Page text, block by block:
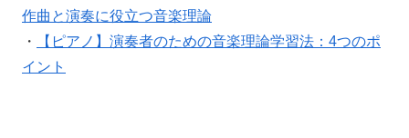
作曲と演奏に役立つ音楽理論
・
【ピアノ】演奏者のための音楽理論学習法：4つのポ
イント